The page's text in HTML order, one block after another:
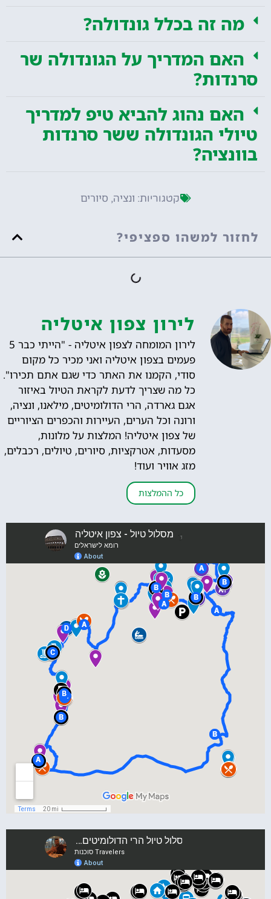
מה זה בכלל גונדולה?
האם המדריך על הגונדולה שר
סרנדות?
האם נהוג להביא טיפ למדריך
טיולי הגונדולה ששר סרנדות
בוונציה?
קטגוריות: ונציה, סיורים
לחזור למשהו ספציפי?
לירון צפון איטליה
לירון המומחה לצפון איטליה - "הייתי כבר 5
פעמים בצפון איטליה ואני מכיר כל מקום
סודי, הקמנו את האתר כדי שגם אתם תכירו".
כל מה שצריך לדעת לקראת הטיול באיזור
אגם גארדה, הרי הדולומיטים, מילאנו, ונציה,
ורונה וכל הערים, העיירות והכפרים הציוריים
של צפון איטליה! המלצות על מלונות,
מסעדות, אטרקציות, סיורים, טיולים, רכבלים,
מזג אוויר ועוד!
כל ההמלצות